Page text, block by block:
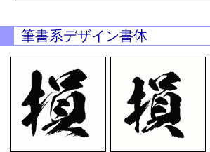
筆書系デザイン書体